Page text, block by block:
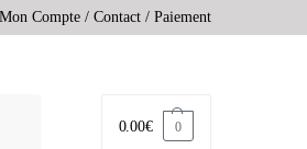
Mon Compte / Contact / Paiement
0.00€ 0